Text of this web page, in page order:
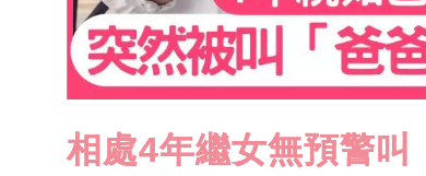
相處4年繼女無預警